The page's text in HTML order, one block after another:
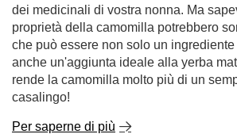
dei medicinali di vostra nonna. Ma
proprietà della camomilla potrebbero
che può essere non solo un ingrediente
anche un'aggiunta ideale alla yerba
rende la camomilla molto più di un
casalingo!
Per saperne di più